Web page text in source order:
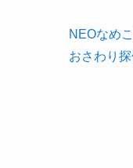
NEOなめ
おさわり